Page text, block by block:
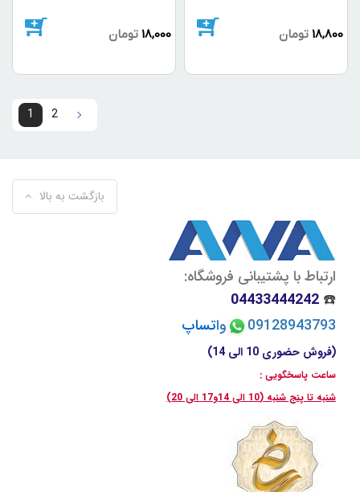
18,800 تومان 18,000 تومان
1
2
بازگشت به بالا
ارتباط با پشتیبانی فروشگاه:
☎️
04433444242
09128943793
واتساپ
(فروش حضوری 10 الی 14)
ساعت پاسخگویی :
شنبه تا پنج شنبه (10 الی 14و17 الی 20)